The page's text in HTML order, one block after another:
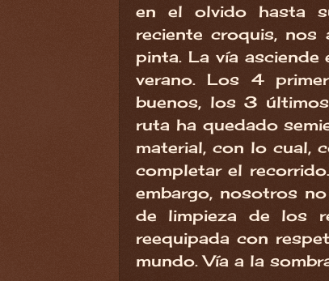
en el olvido hasta
reciente croquis, nos
pinta. La vía
verano. Los 4
buenos, los 3
ruta ha quedado
material, con lo cual,
completar el
embargo, nosotros
de limpieza de los
reequipada con
mundo. Vía a la